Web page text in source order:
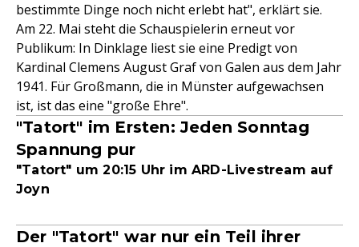
bestimmte Dinge noch nicht erlebt hat", erklärt sie.
Am 22. Mai steht die Schauspielerin erneut vor
Publikum: In Dinklage liest sie eine Predigt von
Kardinal Clemens August Graf von Galen aus dem Jahr
1941. Für Großmann, die in Münster aufgewachsen
ist, ist das eine "große Ehre".
"Tatort" im Ersten: Jeden Sonntag
Spannung pur
"Tatort" um 20:15 Uhr im ARD-Livestream auf
Joyn
Der "Tatort" war nur ein Teil ihrer